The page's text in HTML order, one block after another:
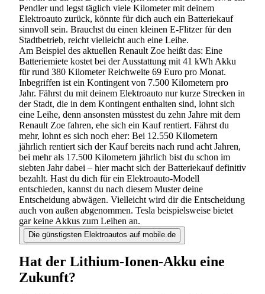
Pendler und legst täglich viele Kilometer mit deinem
Elektroauto zurück, könnte für dich auch ein Batteriekauf
sinnvoll sein. Brauchst du einen kleinen E-Flitzer für den
Stadtbetrieb, reicht vielleicht auch eine Leihe.
Am Beispiel des aktuellen Renault Zoe heißt das: Eine
Batteriemiete kostet bei der Ausstattung mit 41 kWh Akku
für rund 380 Kilometer Reichweite 69 Euro pro Monat.
Inbegriffen ist ein Kontingent von 7.500 Kilometern pro
Jahr. Fährst du mit deinem Elektroauto nur kurze Strecken in
der Stadt, die in dem Kontingent enthalten sind, lohnt sich
eine Leihe, denn ansonsten müsstest du zehn Jahre mit dem
Renault Zoe fahren, ehe sich ein Kauf rentiert. Fährst du
mehr, lohnt es sich noch eher: Bei 12.550 Kilometern
jährlich rentiert sich der Kauf bereits nach rund acht Jahren,
bei mehr als 17.500 Kilometern jährlich bist du schon im
siebten Jahr dabei – hier macht sich der Batteriekauf definitiv
bezahlt. Hast du dich für ein Elektroauto-Modell
entschieden, kannst du nach diesem Muster deine
Entscheidung abwägen. Vielleicht wird dir die Entscheidung
auch von außen abgenommen. Tesla beispielsweise bietet
gar keine Akkus zum Leihen an.
Die günstigsten Elektroautos auf mobile.de
Hat der Lithium-Ionen-Akku eine
Zukunft?